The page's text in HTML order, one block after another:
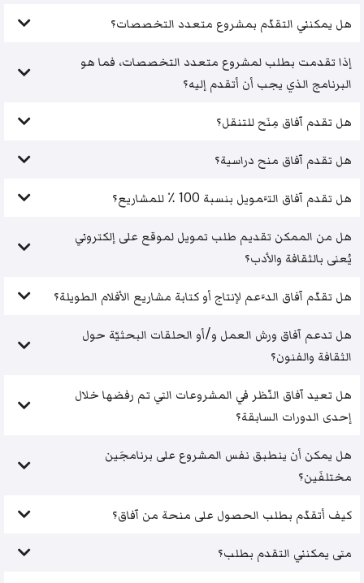
هل يمكنني التقدّم بمشروع متعدد التخصصات؟
إذا تقدمت بطلب لمشروع متعدد التخصصات، فما هو
البرنامج الذي يجب أن أتقدم إليه؟
هل تقدم آفاق مِنَح للتنقل؟
هل تقدم آفاق منح دراسية؟
هل تقدم آفاق التَّمويل بنسبة 100 ٪ للمشاريع؟
هل من الممكن تقديم طلب تمويل لموقع على إلكتروني
يُعنى بالثقافة والأدب؟
هل تقدّم آفاق الدَّعم لإنتاج أو كتابة مشاريع الأفلام الطويلة؟
هل تدعم آفاق ورش العمل و/أو الحلقات البحثيّة حول
الثقافة والفنون؟
هل تعيد آفاق النّظر في المشروعات التي تم رفضها خلال
إحدى الدورات السابقة؟
هل يمكن أن ينطبق نفس المشروع على برنامجَين
مختلفَين؟
كيف أتقدّم بطلب الحصول على منحة من آفاق؟
متى يمكنني التقدم بطلب؟